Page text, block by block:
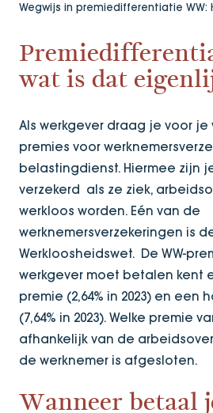
Wegwijs in premiedifferentiatie WW:
wat is dat
Als werkgever draag je voor je
premies voor
belastingdienst. Hiermee zijn
verzekerd als ze ziek,
werkloos worden. Eén van de
werknemersverzekeringen is
Werkloosheidswet. De WW-
werkgever moet betalen kent
premie (2,64% in 2023) en een
(7,64% in 2023). Welke premie
afhankelijk van de
de werknemer is afgesloten.
Wanneer betaal